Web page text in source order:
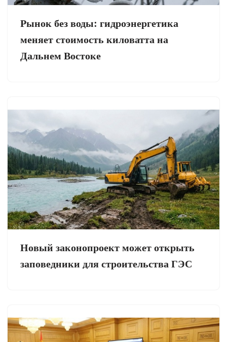
Рынок без воды: гидроэнергетика
меняет стоимость киловатта на
Дальнем Востоке
Новый законопроект может открыть
заповедники для строительства ГЭС